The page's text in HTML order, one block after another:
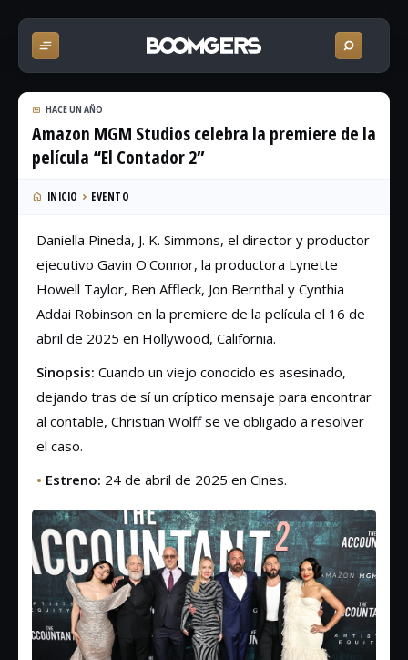
HACE UN AÑO
Amazon MGM Studios celebra la premiere de la
película “El Contador 2”
INICIO EVENTO
Daniella Pineda, J. K. Simmons, el director y productor
ejecutivo Gavin O'Connor, la productora Lynette
Howell Taylor, Ben Affleck, Jon Bernthal y Cynthia
Addai Robinson en la premiere de la película el 16 de
abril de 2025 en Hollywood, California.
Sinopsis: Cuando un viejo conocido es asesinado,
dejando tras de sí un críptico mensaje para encontrar
al contable, Christian Wolff se ve obligado a resolver
el caso.
• Estreno: 24 de abril de 2025 en Cines.